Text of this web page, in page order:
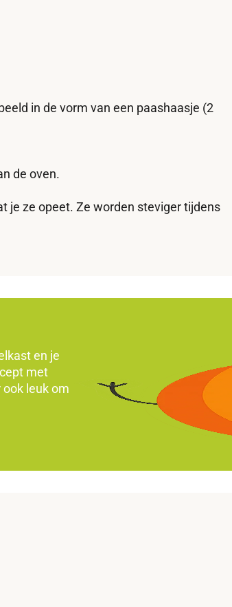
in de vorm van een paashaasje (2
de oven.
je ze opeet. Ze worden steviger tijdens
en je
met
leuk om